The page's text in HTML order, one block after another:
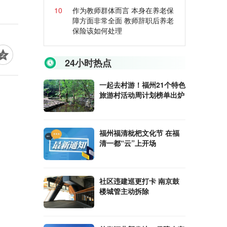
10
作为教师群体而言 本身在养老保
障方面非常全面 教师辞职后养老
保险该如何处理
24小时热点
一起去村游！福州21个特色
旅游村活动周计划榜单出炉
福州福清枇杷文化节 在福
清一都“云”上开场
社区违建巡更打卡 南京鼓
楼城管主动拆除